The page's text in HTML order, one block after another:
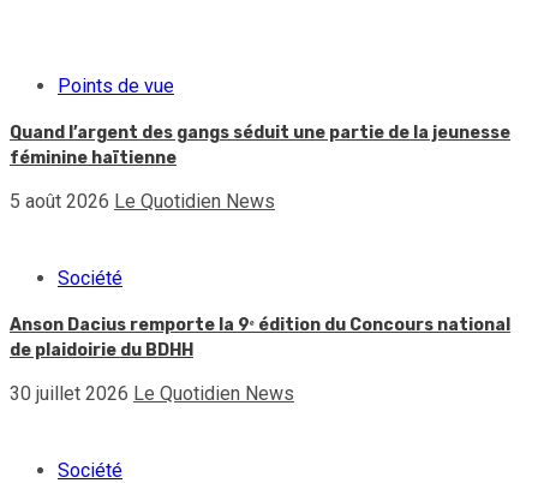
Points de vue
Quand l’argent des gangs séduit une partie de la jeunesse
féminine haïtienne
5 août 2026 Le Quotidien News
Société
Anson Dacius remporte la 9ᵉ édition du Concours national
de plaidoirie du BDHH
30 juillet 2026 Le Quotidien News
Société